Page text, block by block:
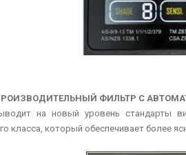
ФИЛЬТР С
на новый уровень стандарты
класса, который обеспечивает более
121, 121V, 121F